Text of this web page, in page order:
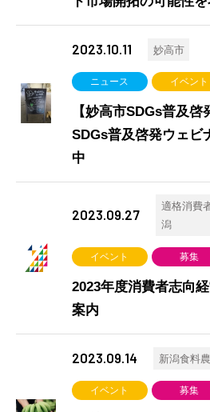
2023.10.11 妙高市
ニュース イベント
【妙高市SDGs普及
SDGs普及啓発ウェビ
中
2023.09.27
適格消費
潟
イベント 募集
2023年度消費者志向
案内
2023.09.14 新潟食料
イベント 募集